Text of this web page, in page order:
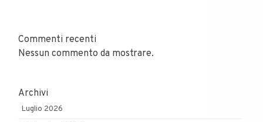
Commenti recenti
Nessun commento da mostrare.
Archivi
Luglio 2026